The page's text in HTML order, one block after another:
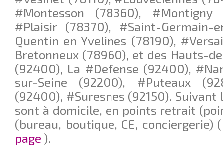
#Montesson (78360), #Montigny
#Plaisir (78370), #Saint-Germain-
Quentin en Yvelines (78190),
Bretonneux (78960), et des Hauts-
(92400), La #Defense (92400),
sur-Seine (92200), #Puteaux
(92400), #Suresnes (92150).
sont à domicile, en points retrait
(bureau, boutique, CE, conciergerie)
page ).